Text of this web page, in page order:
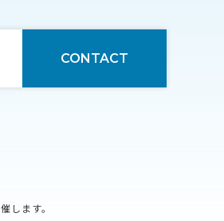
CONTACT
します。